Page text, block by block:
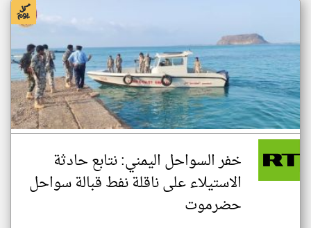
خفر السواحل اليمني: نتابع حادثة
الاستيلاء على ناقلة نفط قبالة سواحل
حضرموت